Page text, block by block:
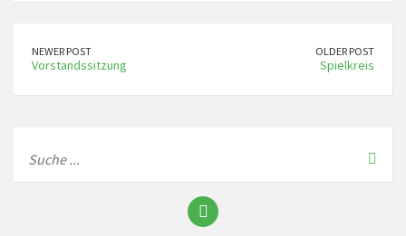
NEWER POST
Vorstandssitzung
OLDER POST
Spielkreis